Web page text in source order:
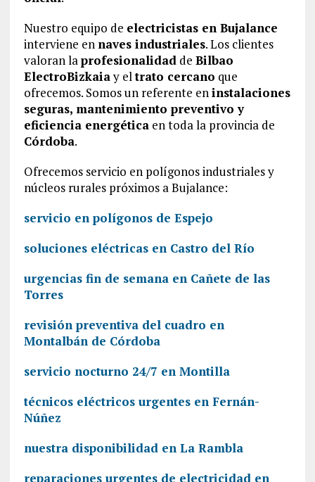
Nuestro equipo de electricistas en Bujalance
interviene en naves industriales. Los clientes
valoran la profesionalidad de Bilbao
ElectroBizkaiay eltrato cercano que
ofrecemos. Somos un referente en instalaciones
seguras, mantenimiento preventivo y
eficiencia energéticaen toda la provincia de
Córdoba.
Ofrecemos servicio en polígonos industriales y
núcleos rurales próximos a Bujalance:
servicio en polígonos de Espejo
soluciones eléctricas en Castro del Río
urgencias fin de semana en Cañete de las
Torres
revisión preventiva del cuadro en
Montalbán de Córdoba
servicio nocturno 24/7 en Montilla
técnicos eléctricos urgentes en Fernán-
Núñez
nuestra disponibilidad en La Rambla
reparaciones urgentes de electricidad en